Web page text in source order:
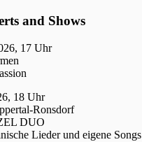
and Shows
17 Uhr
18 Uhr
Ronsdorf
DUO
Lieder und eigene Songs